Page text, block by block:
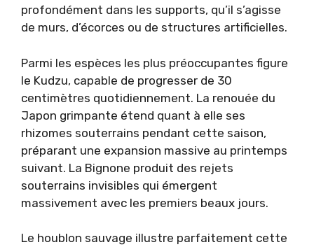
profondément dans les supports, qu’il s’agisse
de murs, d’écorces ou de structures artificielles.
Parmi les espèces les plus préoccupantes figure
le Kudzu, capable de progresser de 30
centimètres quotidiennement. La renouée du
Japon grimpante étend quant à elle ses
rhizomes souterrains pendant cette saison,
préparant une expansion massive au printemps
suivant. La Bignone produit des rejets
souterrains invisibles qui émergent
massivement avec les premiers beaux jours.
Le houblon sauvage illustre parfaitement cette